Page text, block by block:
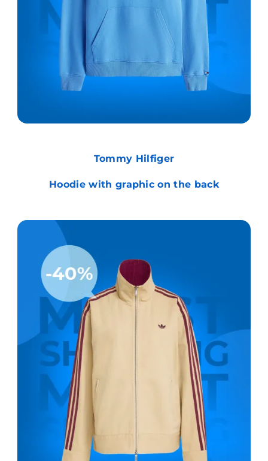
Tommy Hilfiger
Hoodie with graphic on the back